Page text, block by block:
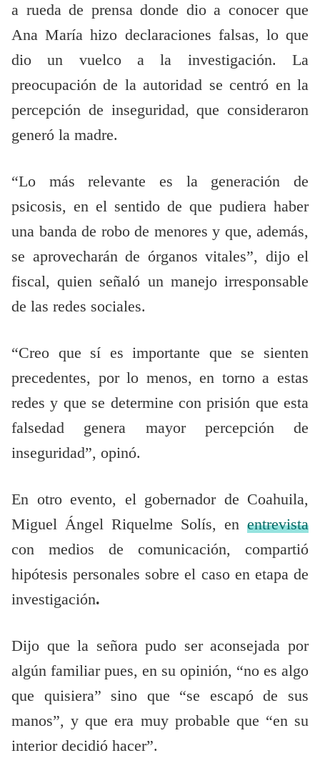
a rueda de prensa donde dio a conocer que
Ana María hizo declaraciones falsas, lo que
dio un vuelco a la investigación. La
preocupación de la autoridad se centró en la
percepción de inseguridad, que consideraron
generó la madre.
“Lo más relevante es la generación de
psicosis, en el sentido de que pudiera haber
una banda de robo de menores y que, además,
se aprovecharán de órganos vitales”, dijo el
fiscal, quien señaló un manejo irresponsable
de las redes sociales.
“Creo que sí es importante que se sienten
precedentes, por lo menos, en torno a estas
redes y que se determine con prisión que esta
falsedad genera mayor percepción de
inseguridad”, opinó.
En otro evento, el gobernador de Coahuila,
Miguel Ángel Riquelme Solís, en entrevista
con medios de comunicación, compartió
hipótesis personales sobre el caso en etapa de
investigación.
Dijo que la señora pudo ser aconsejada por
algún familiar pues, en su opinión, “no es algo
que quisiera” sino que “se escapó de sus
manos”, y que era muy probable que “en su
interior decidió hacer”.